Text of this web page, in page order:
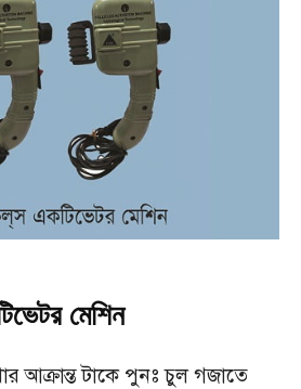
মেশিন
আক্রান্ত টাকে পুনঃ চুল গজাতে